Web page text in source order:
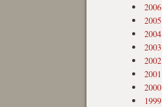
2006
2005
2004
2003
2002
2001
2000
1999